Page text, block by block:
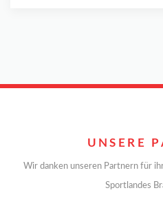
UNSERE
Wir danken unseren Partnern für
Sportlandes